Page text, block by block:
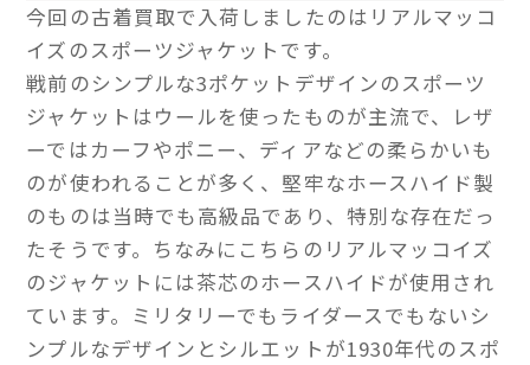
今回の古着買取で入荷しましたのはリアルマッコ
イズのスポーツジャケットです。
戦前のシンプルな3ポケットデザインのスポーツ
ジャケットはウールを使ったものが主流で、レザ
ーではカーフやポニー、ディアなどの柔らかいも
のが使われることが多く、堅牢なホースハイド製
のものは当時でも高級品であり、特別な存在だっ
たそうです。ちなみにこちらのリアルマッコイズ
のジャケットには茶芯のホースハイドが使用され
ています。ミリタリーでもライダースでもないシ
ンプルなデザインとシルエットが1930年代のスポ